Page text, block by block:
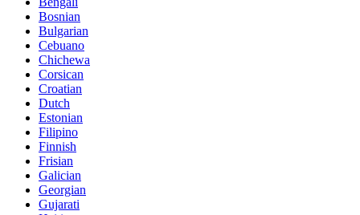
Bosnian
Bulgarian
Cebuano
Chichewa
Corsican
Croatian
Dutch
Estonian
Filipino
Finnish
Frisian
Galician
Georgian
Gujarati